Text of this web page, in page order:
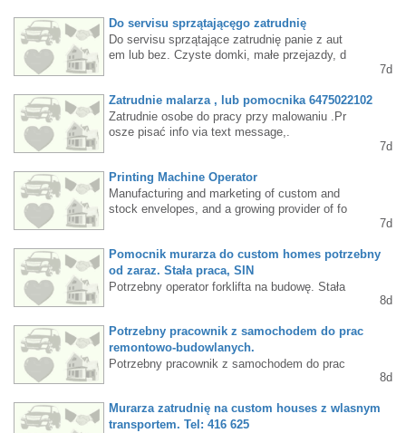
Do servisu sprzątającęgo zatrudnię
Do servisu sprzątające zatrudnię panie z aut
em lub bez. Czyste domki, małe przejazdy, d
7d
Zatrudnie malarza , lub pomocnika 6475022102
Zatrudnie osobe do pracy przy malowaniu .Pr
osze pisać info via text message,.
7d
Printing Machine Operator
Manufacturing and marketing of custom and
stock envelopes, and a growing provider of fo
tact@europeanstaffing.com or call us at 905
286 4412
7d
Pomocnik murarza do custom homes potrzebny
od zaraz. Stała praca, SIN
Potrzebny operator forklifta na budowę. Stała
8d
Potrzebny pracownik z samochodem do prac
remontowo-budowlanych.
Potrzebny pracownik z samochodem do prac
8d
Murarza zatrudnię na custom houses z wlasnym
transportem. Tel: 416 625